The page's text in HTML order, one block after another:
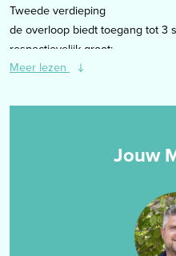
Tweede verdieping
de overloop biedt toegang tot 3
respectievelijk groot:
- slaapkamer 1: 2.71 x 4.19m,
- slaapkamer 2: 4.71 x 2.13m,
- slaapkamer 3: 4.70 x 2.07m,
vernieuwd in 2023. De ruimte
vaste wastafel verwerkt in een
Meer lezen
Jouw